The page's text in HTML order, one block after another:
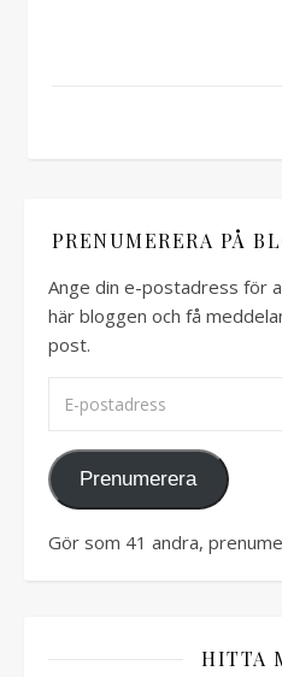
PRENUMERERA PÅ
Ange din e-postadress för
här bloggen och få
post.
Prenumerera
Gör som 41 andra,
HITTA